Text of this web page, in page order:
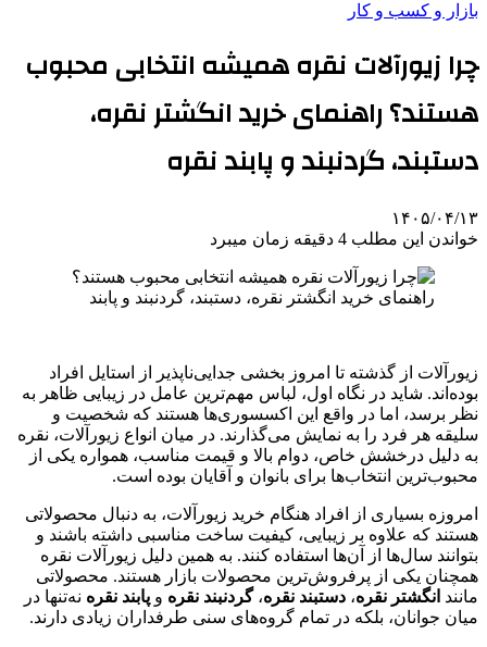
بازار و کسب و کار
چرا زیورآلات نقره همیشه انتخابی محبوب
هستند؟ راهنمای خرید انگشتر نقره،
دستبند، گردنبند و پابند نقره
۱۴۰۵/۰۴/۱۳
خواندن این مطلب 4 دقیقه زمان میبرد
زیورآلات از گذشته تا امروز بخشی جدایی‌ناپذیر از استایل افراد
بوده‌اند. شاید در نگاه اول، لباس مهم‌ترین عامل در زیبایی ظاهر به
نظر برسد، اما در واقع این اکسسوری‌ها هستند که شخصیت و
سلیقه هر فرد را به نمایش می‌گذارند. در میان انواع زیورآلات، نقره
به دلیل درخشش خاص، دوام بالا و قیمت مناسب، همواره یکی از
محبوب‌ترین انتخاب‌ها برای بانوان و آقایان بوده است.
امروزه بسیاری از افراد هنگام خرید زیورآلات، به دنبال محصولاتی
هستند که علاوه بر زیبایی، کیفیت ساخت مناسبی داشته باشند و
بتوانند سال‌ها از آن‌ها استفاده کنند. به همین دلیل زیورآلات نقره
همچنان یکی از پرفروش‌ترین محصولات بازار هستند. محصولاتی
مانند انگشتر نقره، دستبند نقره،گردنبند نقره و پابند نقره نه‌تنها در
میان جوانان، بلکه در تمام گروه‌های سنی طرفداران زیادی دارند.